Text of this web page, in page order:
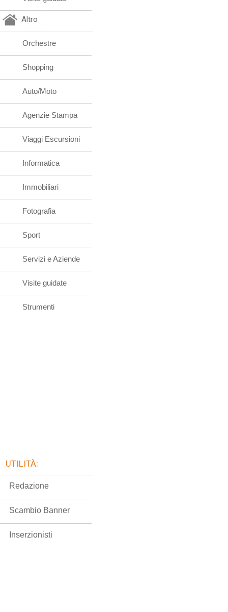
Altro
Orchestre
Shopping
Auto/Moto
Agenzie Stampa
Viaggi Escursioni
Informatica
Immobiliari
Fotografia
Sport
Servizi e Aziende
Visite guidate
Strumenti
UTILITÀ:
Redazione
Scambio Banner
Inserzionisti